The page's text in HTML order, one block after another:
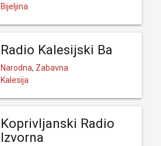
Bijeljina
Radio Kalesijski Ba
Narodna, Zabavna
Kalesija
Koprivljanski Radio
Izvorna